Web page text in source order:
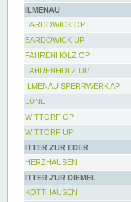
ILMENAU
BARDOWICK OP
BARDOWICK UP
FAHRENHOLZ OP
FAHRENHOLZ UP
ILMENAU SPERRWERK AP
LÜNE
WITTORF OP
WITTORF UP
ITTER ZUR EDER
HERZHAUSEN
ITTER ZUR DIEMEL
KOTTHAUSEN